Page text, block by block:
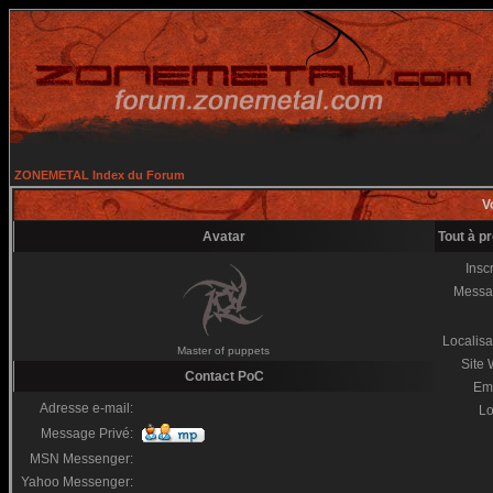
ZONEMETAL Index du Forum
Avatar Tout à
Master of puppets
Site
Contact PoC
Adresse e-mail:
Message Privé:
MSN Messenger:
Yahoo Messenger: